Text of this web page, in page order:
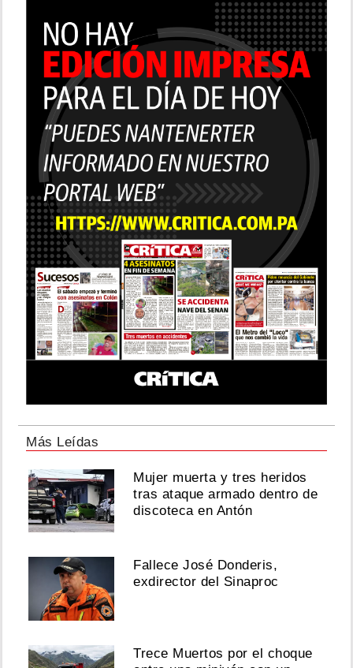
Más Leídas
Mujer muerta y tres heridos
tras ataque armado dentro de
discoteca en Antón
Fallece José Donderis,
exdirector del Sinaproc
Trece Muertos por el choque